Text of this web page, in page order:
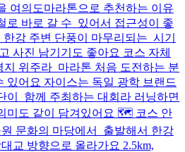
여의도마라톤으로 추천하는 이유
로 바로 갈 수 있어서 접근성이 좋
강 주변 단풍이 마무리되는 시기
사진 남기기도 좋아요 코스 자체
지 위주라 마라톤 처음 도전하는 분
있어요 자이스는 독일 광학 브랜드
이 함께 주최하는 대회라 러닝하면
미도 같이 담겨있어요 🗺️ 코스 안
문화의 마당에서 출발해서 한강
교 방향으로 올라가요 2.5km,